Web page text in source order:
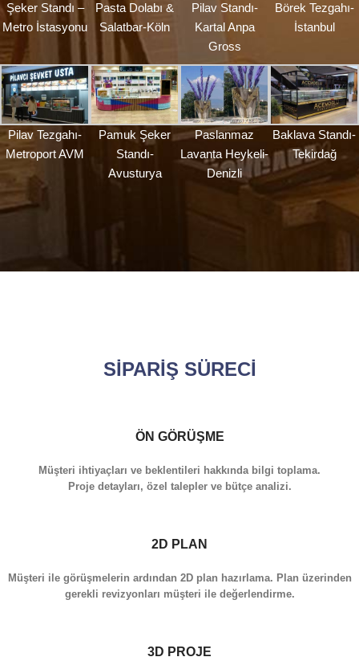
Şeker Standı –
Metro İstasyonu
Pasta Dolabı &
Salatbar-Köln
Pilav Standı-
Kartal Anpa
Gross
Börek Tezgahı-
İstanbul
Pilav Tezgahı-
Metroport AVM
Pamuk Şeker
Standı-
Avusturya
Paslanmaz
Lavanta Heykeli-
Denizli
Baklava Standı-
Tekirdağ
SİPARİŞ SÜRECİ
ÖN GÖRÜŞME
Müşteri ihtiyaçları ve beklentileri hakkında bilgi toplama.
Proje detayları, özel talepler ve bütçe analizi.
2D PLAN
Müşteri ile görüşmelerin ardından 2D plan hazırlama. Plan üzerinden
gerekli revizyonları müşteri ile değerlendirme.
3D PROJE